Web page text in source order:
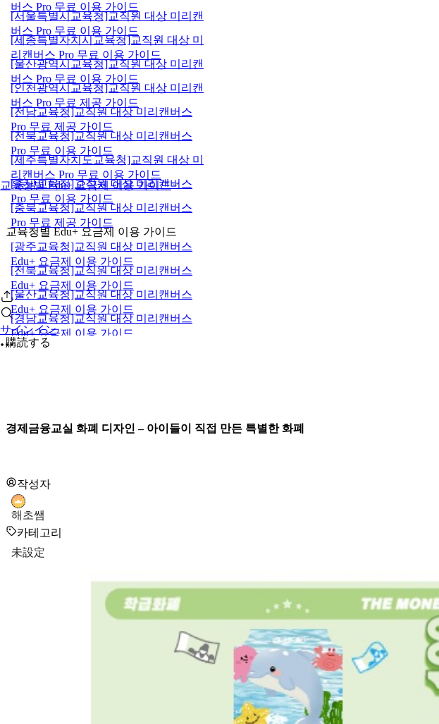
교육청별 Edu+ 요금제 이용 가이드
サインイン
버스 Pro 무료 이용 가이드
[서울특별시교육청]교직원 대상 미리캔
버스 Pro 무료 이용 가이드
[세종특별자치시교육청]교직원 대상 미
리캔버스 Pro 무료 이용 가이드
[울산광역시교육청]교직원 대상 미리캔
버스 Pro 무료 이용 가이드
[인천광역시교육청]교직원 대상 미리캔
버스 Pro 무료 제공 가이드
[전남교육청]교직원 대상 미리캔버스
Pro 무료 제공 가이드
[전북교육청]교직원 대상 미리캔버스
Pro 무료 이용 가이드
[제주특별자치도교육청]교직원 대상 미
리캔버스 Pro 무료 이용 가이드
[충남교육청]교직원 대상 미리캔버스
Pro 무료 이용 가이드
[충북교육청]교직원 대상 미리캔버스
Pro 무료 제공 가이드
교육청별 Edu+ 요금제 이용 가이드
[광주교육청]교직원 대상 미리캔버스
Edu+ 요금제 이용 가이드
[전북교육청]교직원 대상 미리캔버스
Edu+ 요금제 이용 가이드
[울산교육청]교직원 대상 미리캔버스
Edu+ 요금제 이용 가이드
[경남교육청]교직원 대상 미리캔버스
Edu+ 요금제 이용 가이드
購読する
경제금융교실 화폐 디자인 – 아이들이 직접 만든 특별한 화폐
작성자
해초쌤
카테고리
未設定